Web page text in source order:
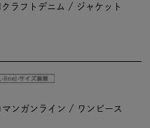
ラフトデニム / ジャケット
ンガンライン / ワンピース